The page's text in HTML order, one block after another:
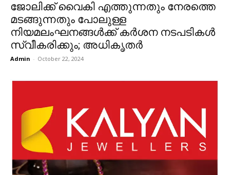
ജോലിക്ക് വൈകി എത്തുന്നതും നേരത്തെ
മടങ്ങുന്നതും പോലുള്ള
നിയമലംഘനങ്ങൾക്ക് കർശന നടപടികൾ
സ്വീകരിക്കും; അധികൃതർ
Admin - October 22, 2024